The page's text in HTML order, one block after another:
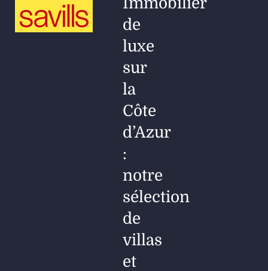
de
luxe
sur
la
Côte
d’Azur
:
notre
sélection
de
villas
et